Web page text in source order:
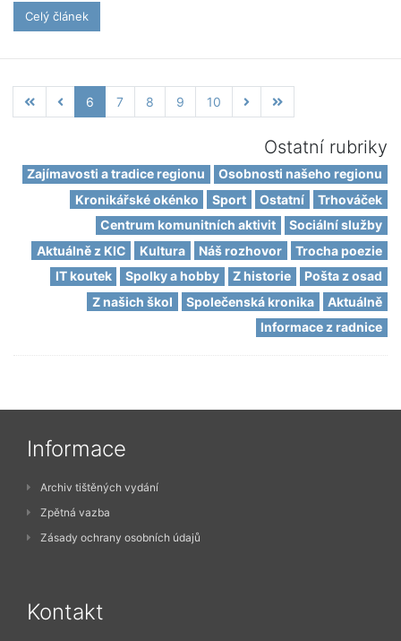
Celý článek
6 7 8 9 10
Ostatní rubriky
Zajímavosti a tradice regionu
Osobnosti našeho regionu
Kronikářské okénko
Sport Ostatní
Trhováček
Centrum komunitních aktivit
Sociální služby
Aktuálně z KIC
Kultura Náš rozhovor
Trocha poezie
IT koutek
Spolky a hobby Z historie
Pošta z osad
Z našich škol
Společenská kronika
Aktuálně
Informace z radnice
Informace
Archiv tištěných vydání
Zpětná vazba
Zásady ochrany osobních údajů
Kontakt